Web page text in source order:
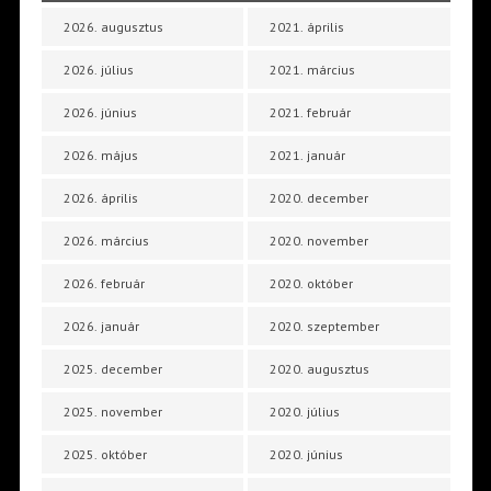
2026. augusztus
2026. július
2026. június
2026. május
2026. április
2026. március
2026. február
2026. január
2025. december
2025. november
2025. október
2021. április
2021. március
2021. február
2021. január
2020. december
2020. november
2020. október
2020. szeptember
2020. augusztus
2020. július
2020. június